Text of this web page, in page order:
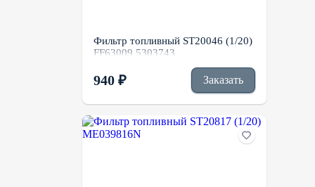
Фильтр топливный ST20046 (1/20)
FF63009 5303743
940 ₽ Заказать